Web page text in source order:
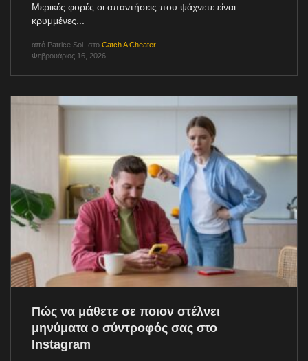
Μερικές φορές οι απαντήσεις που ψάχνετε είναι
κρυμμένες...
από Patrice Sol στο Catch A Cheater
Φεβρουάριος 16, 2026
Πώς να μάθετε σε ποιον στέλνει
μηνύματα ο σύντροφός σας στο
Instagram